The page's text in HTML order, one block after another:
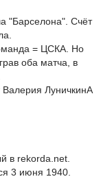
"Барселона". Счёт
= ЦСКА. Но
оба матча, в
ЛуничкинА
в rekorda.net.
3 июня 1940.